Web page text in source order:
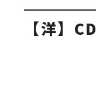
【洋】CD